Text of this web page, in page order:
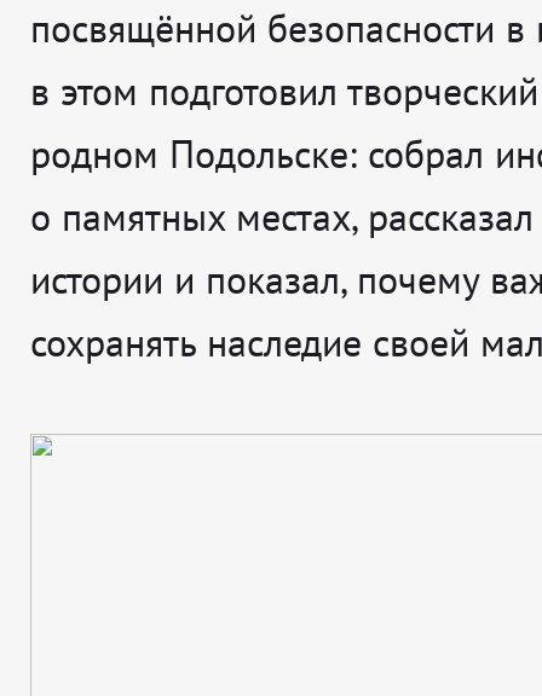
посвящённой безопасности в
в этом подготовил
родном Подольске: собрал
о памятных местах,
истории и показал, почему
сохранять наследие своей